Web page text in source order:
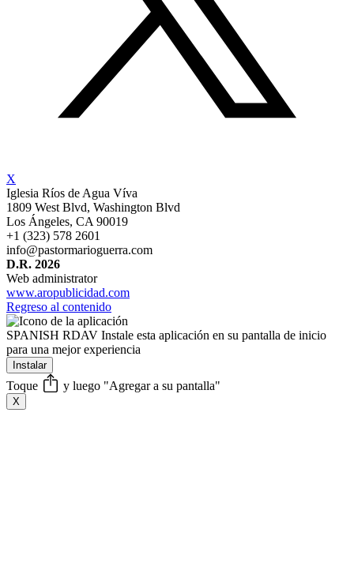
X
Iglesia Ríos de Agua Víva
1809 West Blvd, Washington Blvd
Los Ángeles, ⁠CA 90019
+1 (323) 578 2601
info@pastormarioguerra.com
D.R. 2026
Web administrator
www.aropublicidad.com
Regreso al contenido
SPANISH RDAV Instale esta aplicación en su pantalla de inicio
para una mejor experiencia
Instalar
Toque y luego "Agregar a su pantalla"
X